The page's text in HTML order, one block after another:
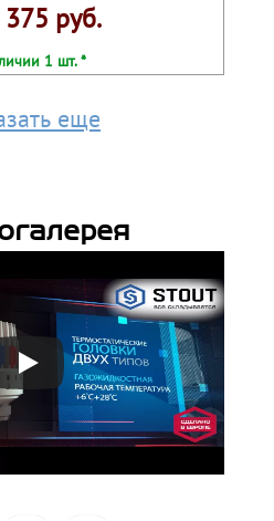
руб.
1 шт. *
еще